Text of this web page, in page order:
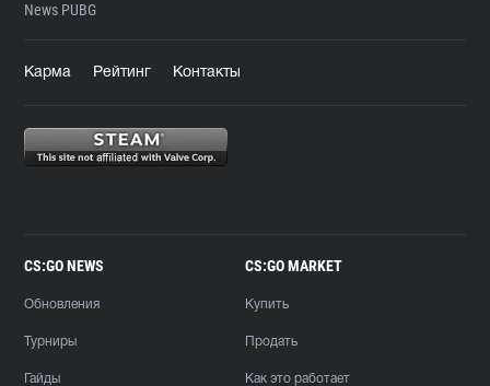
News PUBG
Карма Рейтинг Контакты
CS:GO NEWS
Обновления
Турниры
Гайды
CS:GO MARKET
Купить
Продать
Как это работает